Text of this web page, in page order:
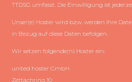
TTDSG umfasst. Die Einwilligung ist
Unser(e) Hoster wird bzw. werden Ihre
in Bezug auf diese Daten befolgen.
Wir setzen folgende(n) Hoster ein:
united hoster GmbH
Zettachring 10